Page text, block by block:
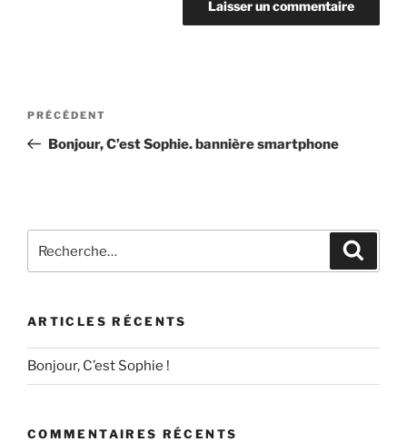
Navigation
l’article
Article
précédent
PRÉCÉDENT
Bonjour, C’est Sophie. bannière smartphone
pour
ARTICLES RÉCENTS
Bonjour, C’est Sophie !
COMMENTAIRES RÉCENTS